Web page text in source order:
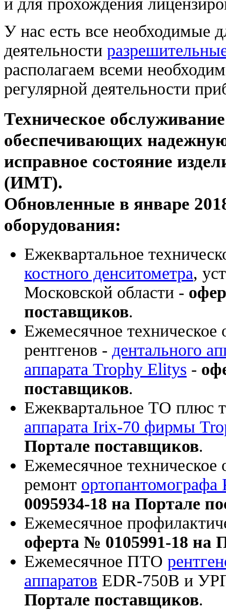
и для прохождения
У нас есть все необходимые
деятельности
располагаем всеми
регулярной деятельности
Техническое
обеспечивающих
исправное состояние
(ИМТ).
Обновленные в январе
оборудования:
Ежеквартальное
костного денситометра,
Московской области -
поставщиков.
Ежемесячное
рентгенов - дентального
аппарата Trophy Elitys -
поставщиков.
Ежеквартальное ТО плюс
аппарата Irix-70 фирмы
Портале поставщиков.
Ежемесячное
ремонт ортопантомографа
0095934-18 на Портале
Ежемесячное
оферта № 0105991-18 на
Ежемесячное ПТО
аппаратов EDR-750B и
Портале поставщиков.